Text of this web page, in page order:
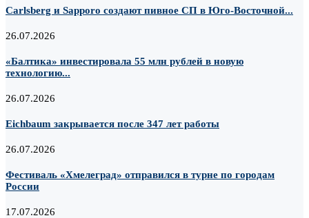
Carlsberg и Sapporo создают пивное СП в Юго-Восточной...
26.07.2026
«Балтика» инвестировала 55 млн рублей в новую
технологию...
26.07.2026
Eichbaum закрывается после 347 лет работы
26.07.2026
Фестиваль «Хмелеград» отправился в турне по городам
России
17.07.2026